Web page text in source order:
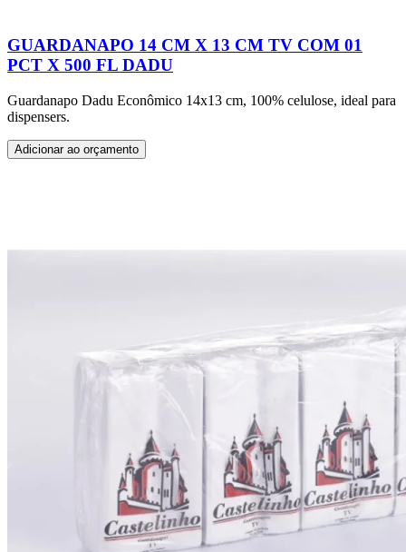
GUARDANAPO 14 CM X 13 CM TV COM 01
PCT X 500 FL DADU
Guardanapo Dadu Econômico 14x13 cm, 100% celulose, ideal para
dispensers.
Adicionar ao orçamento